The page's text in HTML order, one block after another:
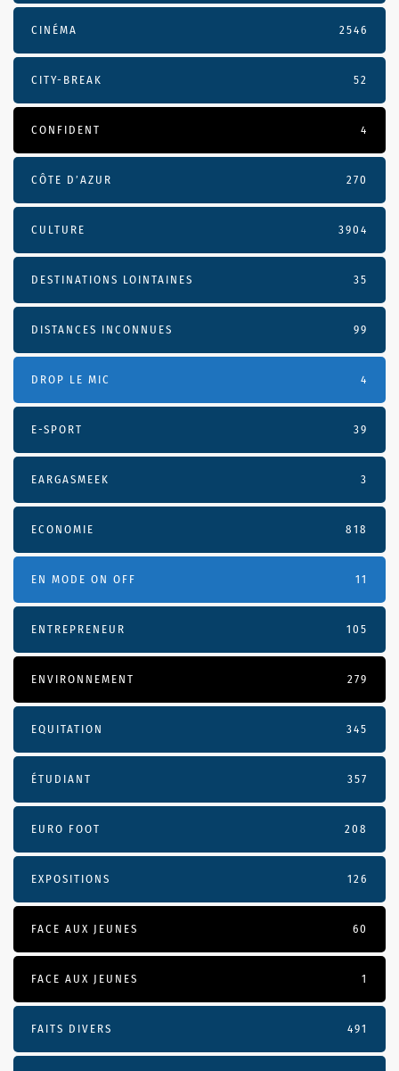
CINÉMA 2546
CITY-BREAK 52
CONFIDENT 4
CÔTE D’AZUR 270
CULTURE 3904
DESTINATIONS LOINTAINES 35
DISTANCES INCONNUES 99
DROP LE MIC 4
E-SPORT 39
EARGASMEEK 3
ECONOMIE 818
EN MODE ON OFF 11
ENTREPRENEUR 105
ENVIRONNEMENT 279
EQUITATION 345
ÉTUDIANT 357
EURO FOOT 208
EXPOSITIONS 126
FACE AUX JEUNES 60
FACE AUX JEUNES 1
FAITS DIVERS 491